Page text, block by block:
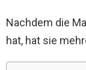
Nachdem die
hat, hat sie